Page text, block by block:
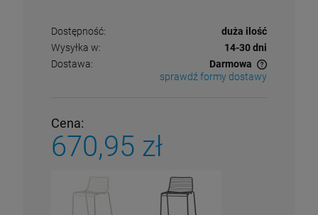
Dostępność:
duża ilość
Wysyłka w:
14-30 dni
Dostawa:
Darmowa
Cena nie zawiera ewentualnych kosztów płatności
sprawdź formy dostawy
Cena:
670,95 zł